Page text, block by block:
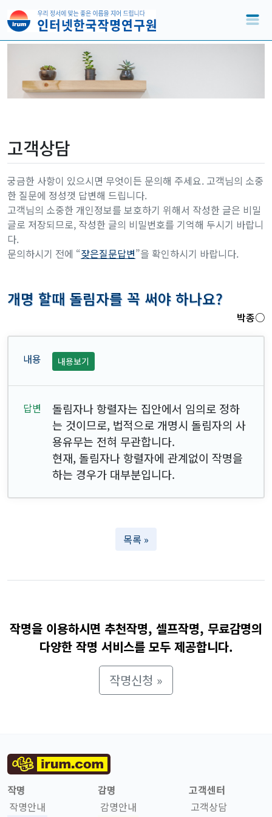
고객상담
궁금한 사항이 있으시면 무엇이든 문의해 주세요. 고객님의 소중
한 질문에 정성껏 답변해 드립니다.
고객님의 소중한 개인정보를 보호하기 위해서 작성한 글은 비밀
글로 저장되므로, 작성한 글의 비밀번호를 기억해 두시기 바랍니
다.
문의하시기 전에 “잦은질문답변”을 확인하시기 바랍니다.
개명 할때 돌림자를 꼭 써야 하나요?
박종○
내용보기
돌림자나 항렬자는 집안에서 임의로 정하
는 것이므로, 법적으로 개명시 돌림자의 사
용유무는 전혀 무관합니다.
현재, 돌림자나 항렬자에 관계없이 작명을
하는 경우가 대부분입니다.
목록 »
작명을 이용하시면 추천작명, 셀프작명, 무료감명의
다양한 작명 서비스를 모두 제공합니다.
작명신청 »
작명
작명안내
감명
감명안내
고객센터
고객상담